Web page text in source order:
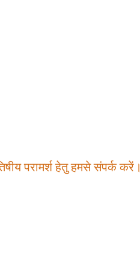
परामर्श हेतु हमसे संपर्क करें।